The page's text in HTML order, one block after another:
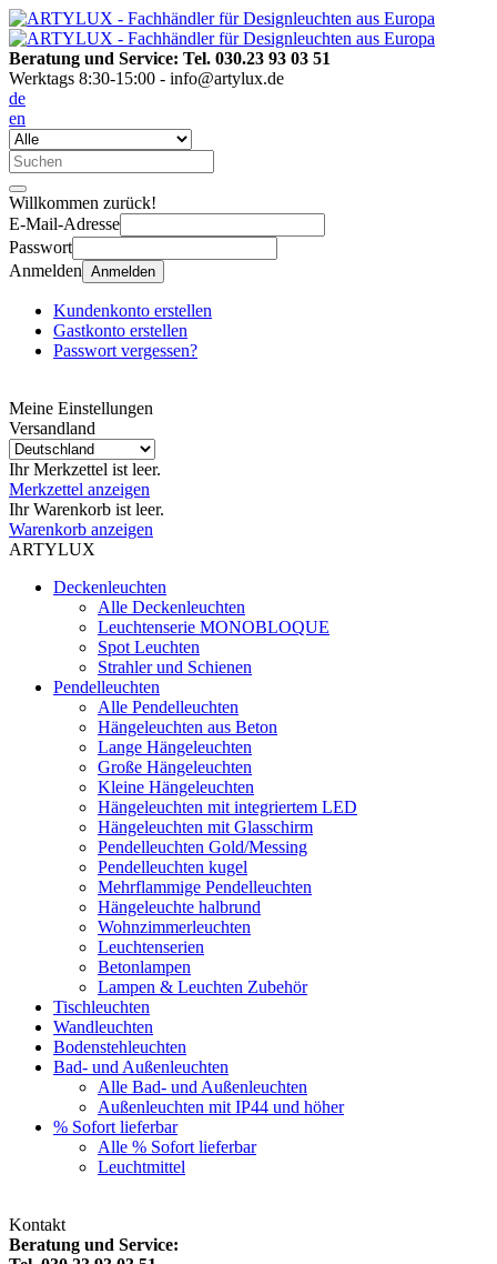
Beratung und Service: Tel. 030.23 93 03 51
Werktags 8:30-15:00 - info@artylux.de
de
en
Willkommen zurück!
E-Mail-Adresse
Passwort
Anmelden Anmelden
Kundenkonto erstellen
Gastkonto erstellen
Passwort vergessen?
Meine Einstellungen
Versandland
Ihr Merkzettel ist leer.
Merkzettel anzeigen
Ihr Warenkorb ist leer.
Warenkorb anzeigen
ARTYLUX
Deckenleuchten
Alle Deckenleuchten
Leuchtenserie MONOBLOQUE
Spot Leuchten
Strahler und Schienen
Pendelleuchten
Alle Pendelleuchten
Hängeleuchten aus Beton
Lange Hängeleuchten
Große Hängeleuchten
Kleine Hängeleuchten
Hängeleuchten mit integriertem LED
Hängeleuchten mit Glasschirm
Pendelleuchten Gold/Messing
Pendelleuchten kugel
Mehrflammige Pendelleuchten
Hängeleuchte halbrund
Wohnzimmerleuchten
Leuchtenserien
Betonlampen
Lampen & Leuchten Zubehör
Tischleuchten
Wandleuchten
Bodenstehleuchten
Bad- und Außenleuchten
Alle Bad- und Außenleuchten
Außenleuchten mit IP44 und höher
% Sofort lieferbar
Alle % Sofort lieferbar
Leuchtmittel
Kontakt
Beratung und Service: